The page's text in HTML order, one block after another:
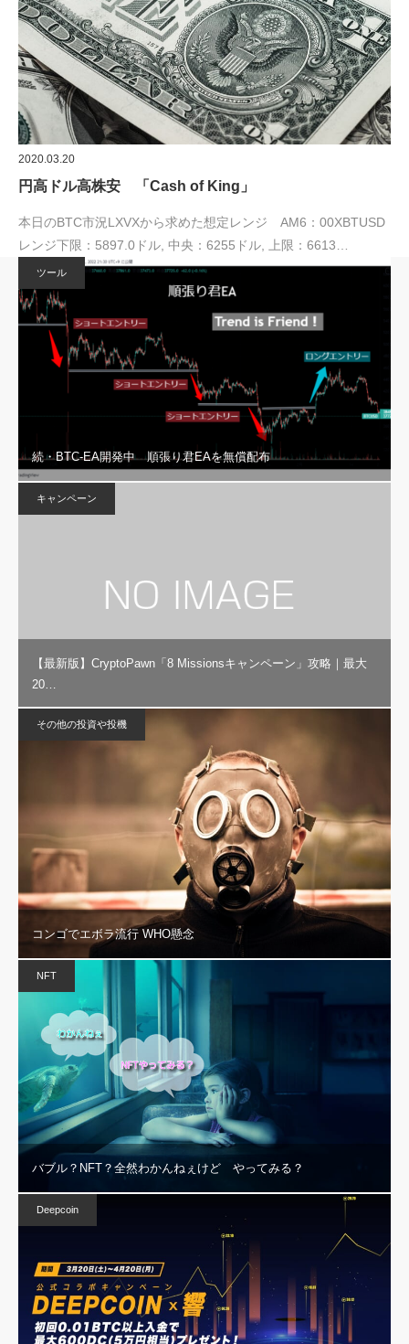
2020.03.20
円高ドル高株安 「Cash of King」
本日のBTC市況LXVXから求めた想定レンジ AM6：00XBTUSD
レンジ下限：5897.0ドル, 中央：6255ドル, 上限：6613…
ツール
続・BTC-EA開発中 順張り君EAを無償配布
キャンペーン
【最新版】CryptoPawn「8 Missionsキャンペーン」攻略｜最大
20…
その他の投資や投機
コンゴでエボラ流行 WHO懸念
NFT
バブル？NFT？全然わかんねぇけど やってみる？
Deepcoin